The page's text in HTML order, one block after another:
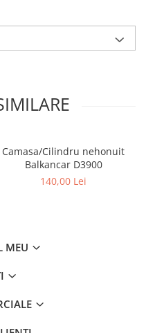
Camasa/Cilindru nehonuit
Balkancar D3900
140,00 Lei
MEU